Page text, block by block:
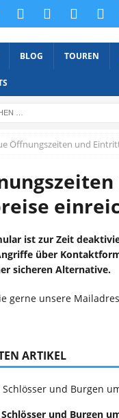
BLOG TOUREN
Öffnungszeiten und
ist zur Zeit
über
sicheren Alternative.
gerne unsere
ARTIKEL
und Burgen